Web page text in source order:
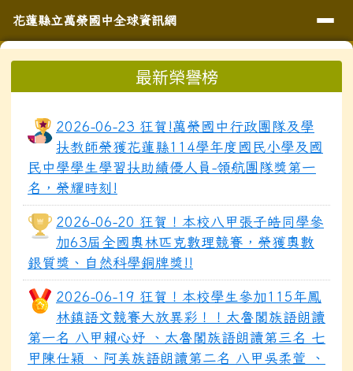
花蓮縣立萬榮國中全球資訊網
導覽列
花蓮縣立萬榮國中全球資訊網
最新榮譽榜
2026-06-23 狂賀!萬榮國中行政團隊及學
扶教師榮獲花蓮縣114學年度國民小學及國
民中學學生學習扶助績優人員-領航團隊獎第一
名，榮耀時刻!
2026-06-20 狂賀！本校八甲張子皓同學參
加63屆全國奧林匹克數理競賽，榮獲奧數
銀質獎、自然科學銅牌獎!!
2026-06-19 狂賀！本校學生參加115年鳳
林鎮語文競賽大放異彩！！太魯閣族語朗讀
第一名 八甲賴心妤 、太魯閣族語朗讀第三名 七
甲陳仕穎 、阿美族語朗讀第二名 八甲吳柔萱 、
頁尾區域